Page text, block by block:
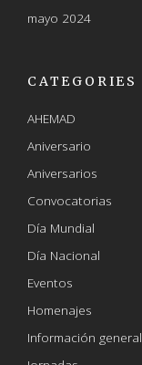
mayo 2024
CATEGORIES
AHEMAD
Aniversario
Aniversarios
Convocatorias
Día Mundial
Día Nacional
Eventos
Homenajes
Información general